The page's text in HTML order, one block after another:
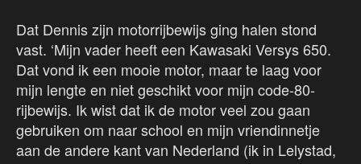
Dat Dennis zijn motorrijbewijs ging halen stond
vast. ‘Mijn vader heeft een Kawasaki Versys 650.
Dat vond ik een mooie motor, maar te laag voor
mijn lengte en niet geschikt voor mijn code-80-
rijbewijs. Ik wist dat ik de motor veel zou gaan
gebruiken om naar school en mijn vriendinnetje
aan de andere kant van Nederland (ik in Lelystad,